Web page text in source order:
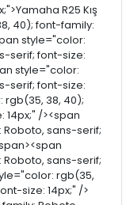
R25 Kış
40); font-family:
style="color:
serif; font-size:
style="color:
serif; font-size:
rgb(35, 38, 40);
/><span
sans-serif;
sans-serif;
rgb(35,
size: 14px;" />